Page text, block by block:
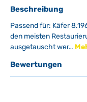
Beschreibung
Passend für: Käfer
den meisten
ausgetauscht wer…
Bewertungen